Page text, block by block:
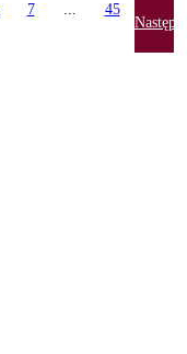
7 ... 45